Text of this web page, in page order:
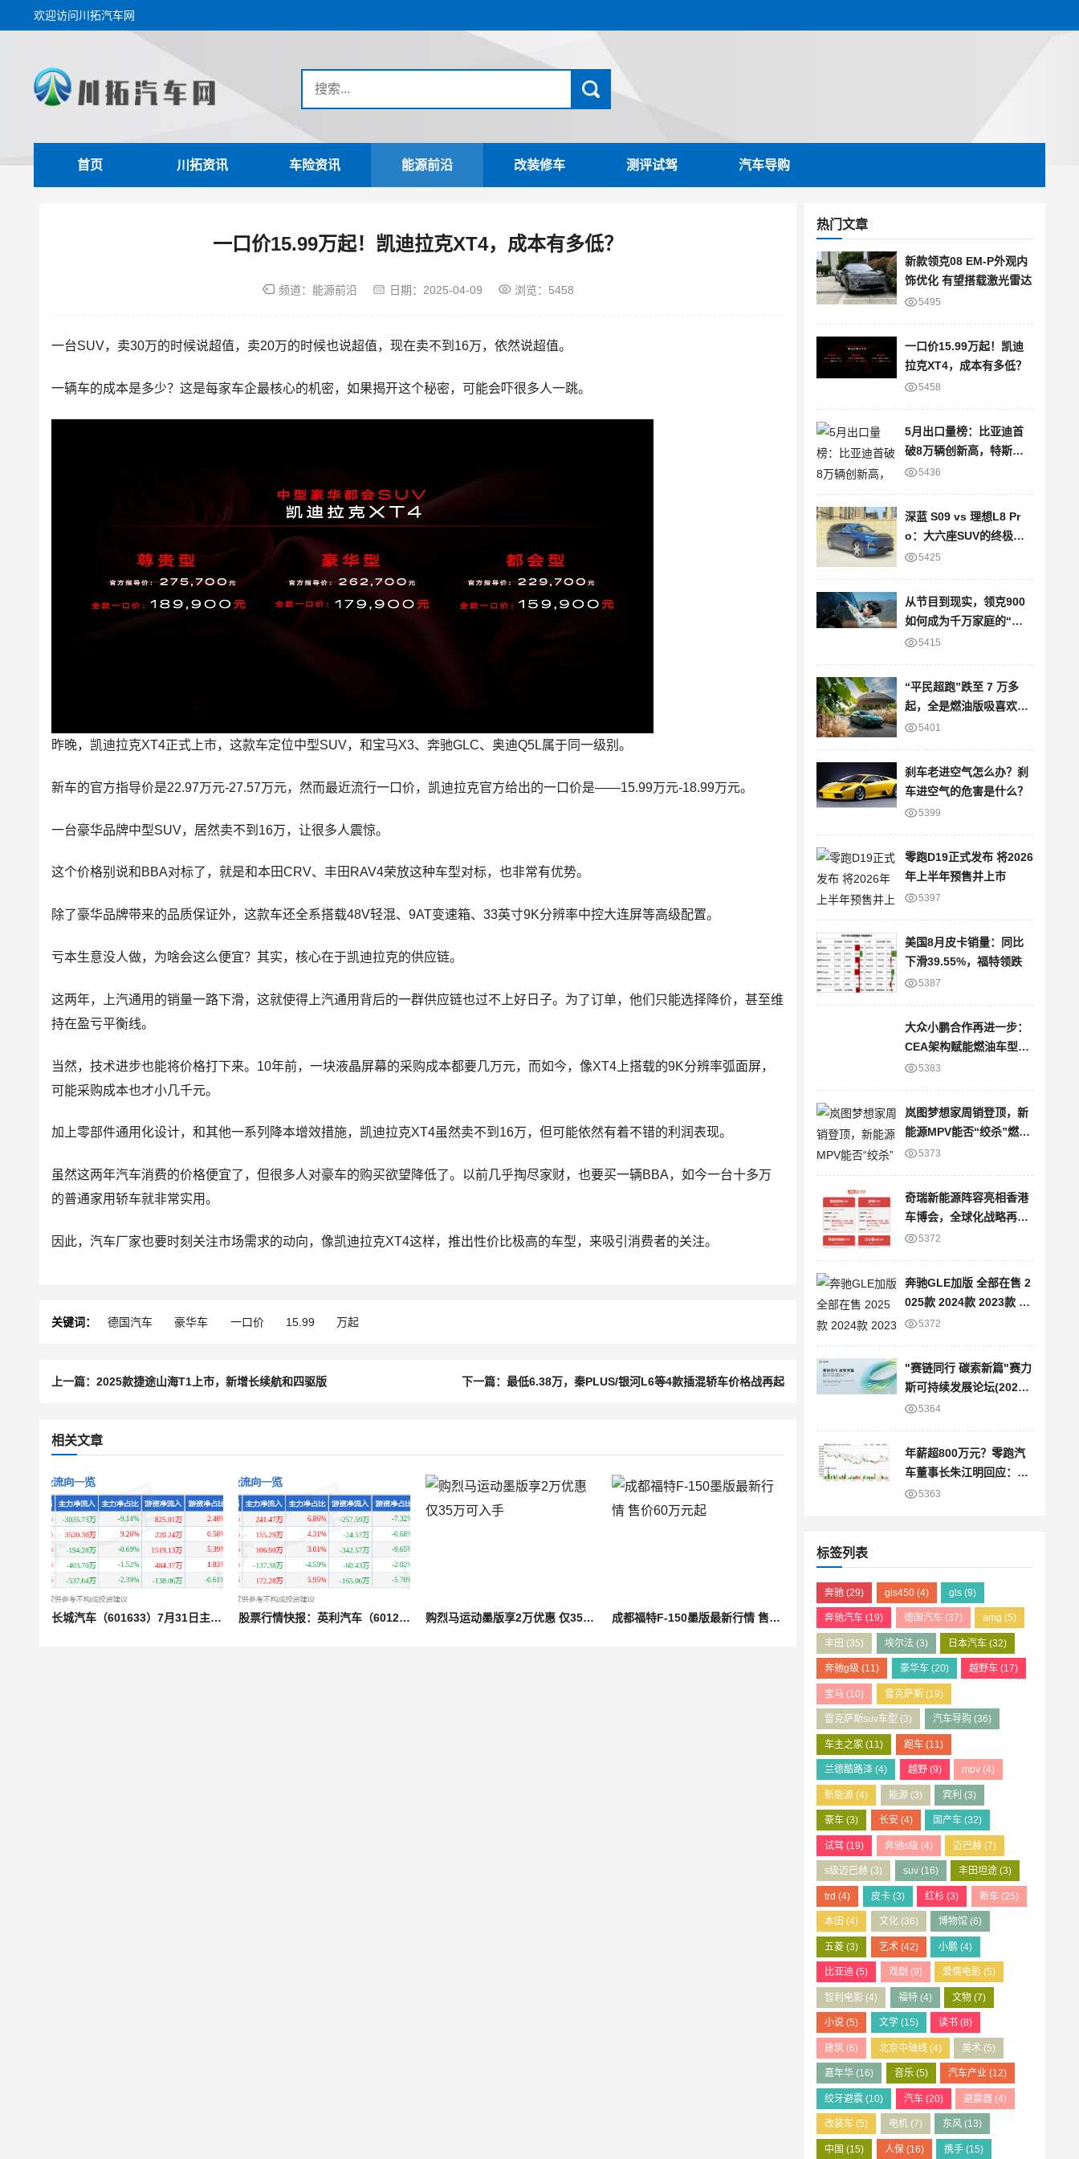
欢迎访问川拓汽车网
首页 川拓资讯 车险资讯 能源前沿 改装修车 测评试驾 汽车导购
热门文章
新款领克08 EM-P外观内
饰优化 有望搭载激光雷达
5495
一口价15.99万起！凯迪
拉克XT4，成本有多低？
5458
5月出口量榜：比亚迪首
破8万辆创新高，特斯拉
大降22%
5436
深蓝 S09 vs 理想L8 Pr
o：大六座SUV的终极对
决 5425
从节目到现实，领克900
如何成为千万家庭的“信
任之选”？
5415
“平民超跑”跌至 7 万多
起，全是燃油版吸喜欢的
进 5401
刹车老进空气怎么办？刹
车进空气的危害是什么？
5399
零跑D19正式发布 将2026
年上半年预售并上市
5397
美国8月皮卡销量：同比
下滑39.55%，福特领跌
5387
大众小鹏合作再进一步：
CEA架构赋能燃油车型，
智能网联版图再拓展
5383
岚图梦想家周销登顶，新
能源MPV能否“绞杀”燃油
车？5373
奇瑞新能源阵容亮相香港
车博会，全球化战略再提
速 5372
奔驰GLE加版 全部在售 2
025款 2024款 2023款 20
22款 2021款 2020款平行
惠 目前80万元起售
5372
"赛链同行 碳索新篇"赛力
斯可持续发展论坛(2025)
暨绿色产业链战略发布会
5364
年薪超800万元？零跑汽
车董事长朱江明回应：仅
为8万元
5363
标签列表
奔驰 (29) gls450(4) gls (9)
奔驰汽车 (19) 德国汽车(37) amg (5)
丰田 (35) 埃尔法(3) 日本汽车 (32)
奔驰g级 (11) 豪华车(20) 越野车 (17)
宝马 (10) 雷克萨斯(19)
雷克萨斯suv车型 (3) 汽车导购 (36)
车主之家 (11) 跑车(11)
兰德酷路泽 (4) 越野(9) mpv (4)
新能源 (4) 能源(3) 宾利 (3)
豪车 (3) 长安(4) 国产车 (32)
试驾 (19) 奔驰s级 (4) 迈巴赫 (7)
s级迈巴赫 (3) suv(16) 丰田坦途 (3)
trd (4) 皮卡(3) 红杉 (3) 新车(25)
本田 (4) 文化(36) 博物馆 (6)
五菱 (3) 艺术(42) 小鹏 (4)
比亚迪 (5) 戏剧 (9) 爱情电影 (5)
智利电影 (4) 福特(4) 文物 (7)
小说 (5) 文学(15) 读书 (8)
建筑 (6) 北京中轴线(4) 美术 (5)
嘉年华 (16) 音乐(5) 汽车产业 (12)
绞牙避震 (10) 汽车(20) 避震器 (4)
改装车 (5) 电机(7) 东风 (13)
中国 (15) 人保(16) 携手 (15)
一口价15.99万起！凯迪拉克XT4，成本有多低？
频道： 能源前沿 日期： 2025-04-09 浏览：5458
一台SUV，卖30万的时候说超值，卖20万的时候也说超值，现在卖不到16万，依然说超值。
一辆车的成本是多少？这是每家车企最核心的机密，如果揭开这个秘密，可能会吓很多人一跳。
昨晚，凯迪拉克XT4正式上市，这款车定位中型SUV，和宝马X3、奔驰GLC、奥迪Q5L属于同一级别。
新车的官方指导价是22.97万元-27.57万元，然而最近流行一口价，凯迪拉克官方给出的一口价是——15.99万元-18.99万元。
一台豪华品牌中型SUV，居然卖不到16万，让很多人震惊。
这个价格别说和BBA对标了，就是和本田CRV、丰田RAV4荣放这种车型对标，也非常有优势。
除了豪华品牌带来的品质保证外，这款车还全系搭载48V轻混、9AT变速箱、33英寸9K分辨率中控大连屏等高级配置。
亏本生意没人做，为啥会这么便宜？其实，核心在于凯迪拉克的供应链。
这两年，上汽通用的销量一路下滑，这就使得上汽通用背后的一群供应链也过不上好日子。为了订单，他们只能选择降价，甚至维
持在盈亏平衡线。
当然，技术进步也能将价格打下来。10年前，一块液晶屏幕的采购成本都要几万元，而如今，像XT4上搭载的9K分辨率弧面屏，
可能采购成本也才小几千元。
加上零部件通用化设计，和其他一系列降本增效措施，凯迪拉克XT4虽然卖不到16万，但可能依然有着不错的利润表现。
虽然这两年汽车消费的价格便宜了，但很多人对豪车的购买欲望降低了。以前几乎掏尽家财，也要买一辆BBA，如今一台十多万
的普通家用轿车就非常实用。
因此，汽车厂家也要时刻关注市场需求的动向，像凯迪拉克XT4这样，推出性价比极高的车型，来吸引消费者的关注。
关键词： 德国汽车 豪华车 一口价 15.99 万起
上一篇：2025款捷途山海T1上市，新增长续航和四驱版 下一篇：最低6.38万，秦PLUS/银河L6等4款插混轿车价格战再起
相关文章
长城汽车（601633）7月31日主力资金净卖出3035.73万元 股票行情快报：英利汽车（601279）7月31日主力资金净买入241.47万元 购烈马运动墨版享2万优惠 仅35万可入手 成都福特F-150墨版最新行情 售价60万元起